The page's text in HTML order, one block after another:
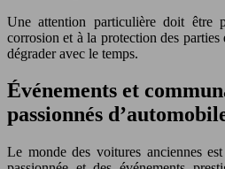
Une attention particulière doit être
corrosion et à la protection des
dégrader avec le temps.
Événements et
passionnés
Le monde des voitures anciennes